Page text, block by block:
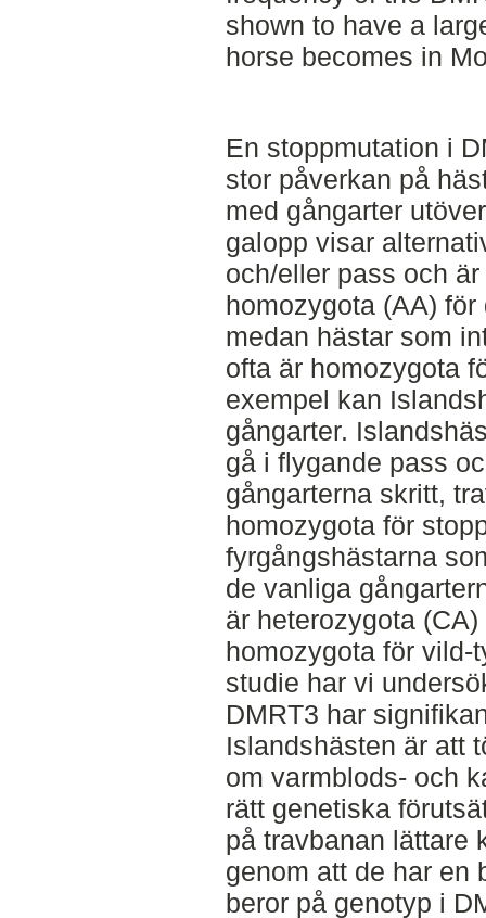
shown to have a
horse becomes in
En stoppmutation i
stor påverkan på
med gångarter
galopp visar
och/eller pass och
homozygota (AA)
medan hästar som
ofta är homozygota
exempel kan
gångarter.
gå i flygande pass
gångarterna skritt,
homozygota för
fyrgångshästarna
de vanliga
är heterozygota
homozygota för vild-
studie har vi
DMRT3 har
Islandshästen är att
om varmblods- och
rätt genetiska
på travbanan lättare
genom att de har en
beror på genotyp i